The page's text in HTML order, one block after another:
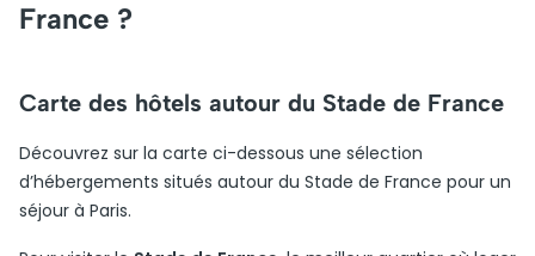
France ?
Carte des hôtels autour du Stade de France
Découvrez sur la carte ci-dessous une sélection
d’hébergements situés autour du Stade de France pour un
séjour à Paris.